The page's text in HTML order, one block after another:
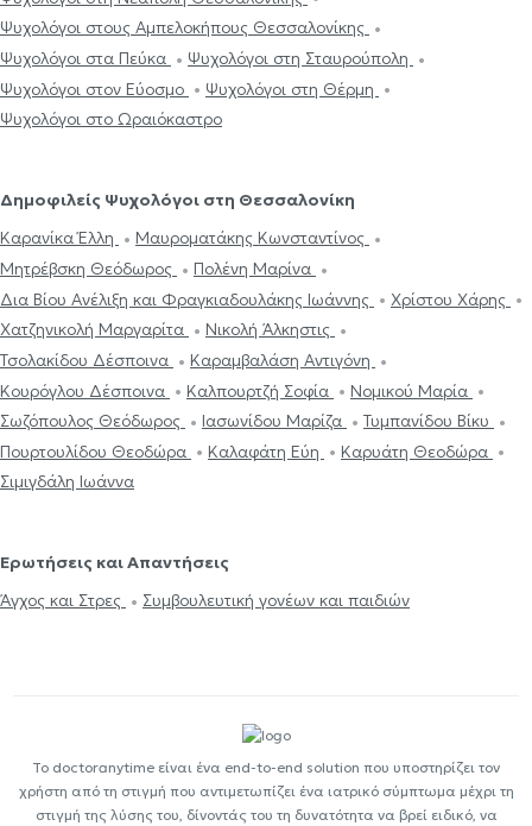
Ψυχολόγοι στους Αμπελοκήπους Θεσσαλονίκης
Ψυχολόγοι στα Πεύκα
Ψυχολόγοι στη Σταυρούπολη
Ψυχολόγοι στον Εύοσμο
Ψυχολόγοι στη Θέρμη
Ψυχολόγοι στο Ωραιόκαστρο
Δημοφιλείς Ψυχολόγοι στη Θεσσαλονίκη
Καρανίκα Έλλη
Μαυροματάκης Κωνσταντίνος
Μητρέβσκη Θεόδωρος
Πολένη Μαρίνα
Δια Βίου Ανέλιξη και Φραγκιαδουλάκης Ιωάννης
Χρίστου Χάρης
Χατζηνικολή Μαργαρίτα
Νικολή Άλκηστις
Τσολακίδου Δέσποινα
Καραμβαλάση Αντιγόνη
Κουρόγλου Δέσποινα
Καλπουρτζή Σοφία
Νομικού Μαρία
Σωζόπουλος Θεόδωρος
Ιασωνίδου Μαρίζα
Τυμπανίδου Βίκυ
Πουρτουλίδου Θεοδώρα
Καλαφάτη Εύη
Καρυάτη Θεοδώρα
Σιμιγδάλη Ιωάννα
Ερωτήσεις και Απαντήσεις
Άγχος και Στρες
Συμβουλευτική γονέων και παιδιών
Το doctoranytime είναι ένα end-to-end solution που υποστηρίζει τον
χρήστη από τη στιγμή που αντιμετωπίζει ένα ιατρικό σύμπτωμα μέχρι τη
στιγμή της λύσης του, δίνοντάς του τη δυνατότητα να βρεί ειδικό, να